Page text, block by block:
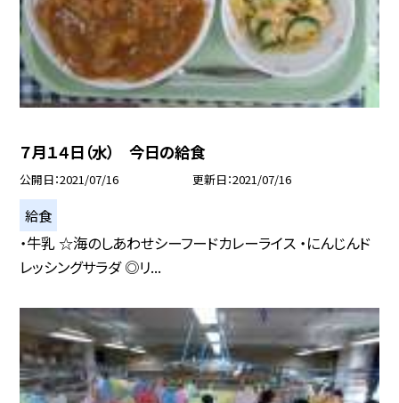
７月１４日（水） 今日の給食
公開日 2021/07/16 更新日 2021/07/16
給食
・牛乳 ☆海のしあわせシーフードカレーライス ・にんじんド
レッシングサラダ ◎リ...